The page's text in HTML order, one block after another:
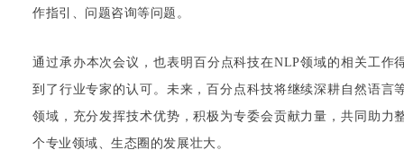
作指引、问题咨询等问题。
通过承办本次会议，也表明百分点科技在NLP领域的相关工作
到了行业专家的认可。未来，百分点科技将继续深耕自然语言
领域，充分发挥技术优势，积极为专委会贡献力量，共同助力
个专业领域、生态圈的发展壮大。